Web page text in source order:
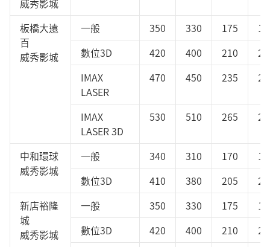
威秀影城
板橋大遠
百
威秀影城
一般 350 330 175
數位3D
420 400 210
IMAX
LASER
470 450 235
IMAX
LASER 3D
530 510 265
中和環球
威秀影城
一般 340 310 170
數位3D
410 380 205
新店裕隆
城
威秀影城
一般 350 330 175
數位3D
420 400 210